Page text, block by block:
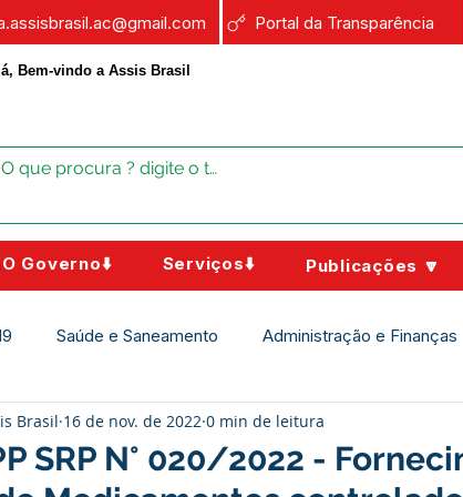
Portal da Transparência
Bem-vindo a Assis Brasil
O Governo⬇️ Serviços⬇️ Publicações 🔽
Saúde e Saneamento Administração e Finanças
Assistência Social Campanhas
SRP N° 020/2022 -
Brasil 16 de nov. de 2022 0 min de leitura